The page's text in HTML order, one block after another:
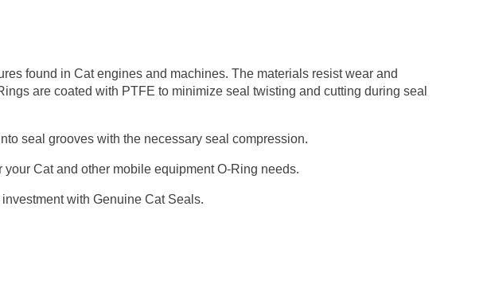
found in Cat engines and machines. The materials resist wear and
are coated with PTFE to minimize seal twisting and cutting during seal
seal grooves with the necessary seal compression.
Cat and other mobile equipment O-Ring needs.
with Genuine Cat Seals.